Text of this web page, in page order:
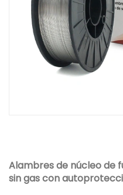
Alambres de núcleo de
sin gas con